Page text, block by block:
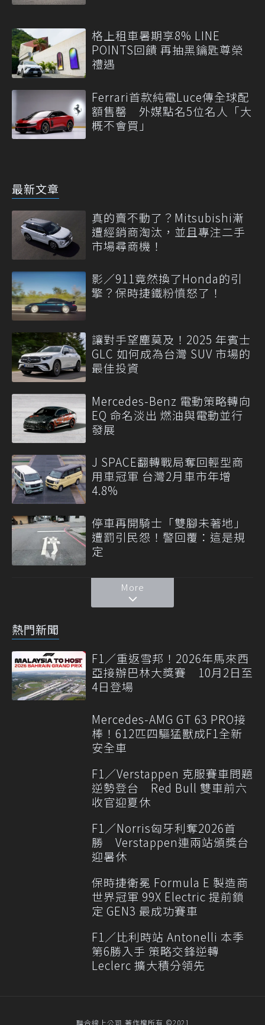
格上租車暑期享8% LINE
POINTS回饋 再抽黑鑰匙尊榮
禮遇
Ferrari首款純電Luce傳全球配
額售罄 外媒點名5位名人「大
概不會買」
最新文章
真的賣不動了？Mitsubishi漸
遭經銷商淘汰，並且專注二手
市場尋商機！
影／911竟然換了Honda的引
擎？保時捷鐵粉憤怒了！
讓對手望塵莫及！2025 年賓士
GLC 如何成為台灣 SUV 市場的
最佳投資
Mercedes-Benz 電動策略轉向
EQ 命名淡出 燃油與電動並行
發展
J SPACE翻轉戰局奪回輕型商
用車冠軍 台灣2月車市年增
4.8%
停車再開騎士「雙腳未著地」
遭罰引民怨！警回覆：這是規
定
More
熱門新聞
F1／重返雪邦！2026年馬來西
亞接辦巴林大獎賽 10月2日至
4日登場
Mercedes-AMG GT 63 PRO接
棒！612匹四驅猛獸成F1全新
安全車
F1／Verstappen 克服賽車問題
逆勢登台 Red Bull 雙車前六
收官迎夏休
F1／Norris匈牙利奪2026首
勝 Verstappen連兩站頒獎台
迎暑休
保時捷衛冕 Formula E 製造商
世界冠軍 99X Electric 提前鎖
定 GEN3 最成功賽車
F1／比利時站 Antonelli 本季
第6勝入手 策略交鋒逆轉
Leclerc 擴大積分領先
聯合線上公司 著作權所有 ©2021